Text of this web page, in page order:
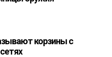
корзины с